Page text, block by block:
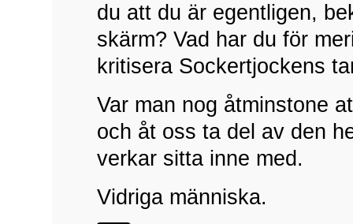
du att du är egentligen,
skärm? Vad har du för
kritisera Sockertjockens
Var man nog åtminstone
och åt oss ta del av den
verkar sitta inne med.
Vidriga människa.